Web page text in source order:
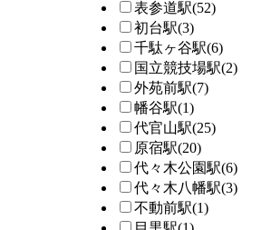
表参道駅(52)
初台駅(3)
千駄ヶ谷駅(6)
国立競技場駅(2)
外苑前駅(7)
幡谷駅(1)
代官山駅(25)
原宿駅(20)
代々木公園駅(6)
代々木八幡駅(3)
不動前駅(1)